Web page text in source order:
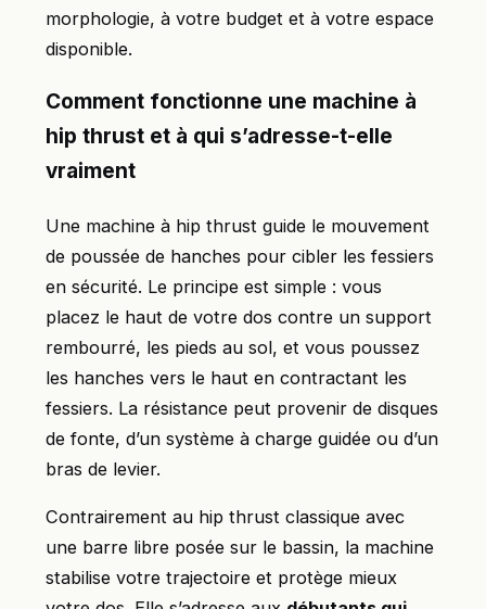
morphologie, à votre budget et à votre espace
disponible.
Comment fonctionne une machine à
hip thrust et à qui s’adresse-t-elle
vraiment
Une machine à hip thrust guide le mouvement
de poussée de hanches pour cibler les fessiers
en sécurité. Le principe est simple : vous
placez le haut de votre dos contre un support
rembourré, les pieds au sol, et vous poussez
les hanches vers le haut en contractant les
fessiers. La résistance peut provenir de disques
de fonte, d’un système à charge guidée ou d’un
bras de levier.
Contrairement au hip thrust classique avec
une barre libre posée sur le bassin, la machine
stabilise votre trajectoire et protège mieux